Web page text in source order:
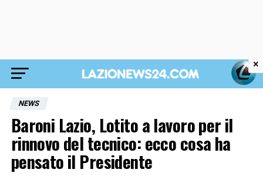
NEWS
Baroni Lazio, Lotito a lavoro per il
rinnovo del tecnico: ecco cosa ha
pensato il Presidente
×